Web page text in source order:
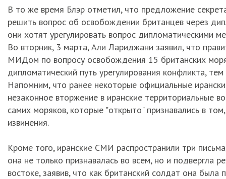
В то же время Блэр отметил, что предложение
решить вопрос об освобождении британцев через
они хотят урегулировать вопрос дипломатическими
Во вторник, 3 марта, Али Лариджани заявил, что
МИДом по вопросу освобождения 15 британских
дипломатический путь урегулирования конфликта,
Напомним, что ранее некоторые официальные
незаконное вторжение в иранские территориальные
самих моряков, которые "открыто" признавались в
извинения.
Кроме того, иранские СМИ распространили три
она не только признавалась во всем, но и
востоке, заявив, что как британский солдат она была